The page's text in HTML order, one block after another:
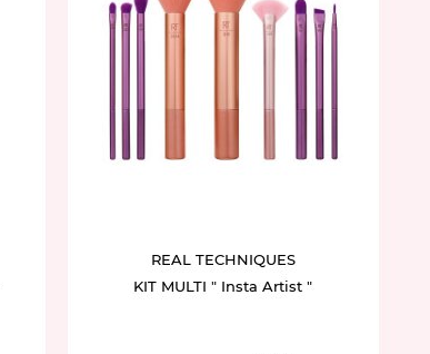
REAL TECHNIQUES
KIT MULTI " Insta Artist "